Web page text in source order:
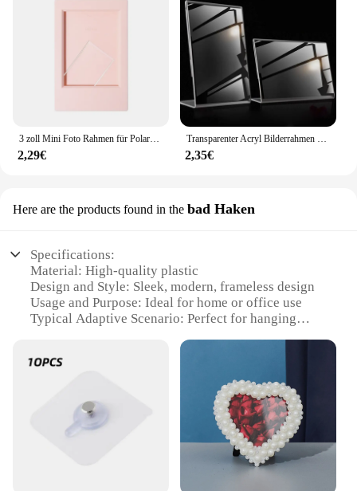
3 zoll Mini Foto Rahmen für Polaroid Bild Rahmen Tabletop Photocard Display
2,29€
Transparenter Acryl Bilderrahmen Displayst änder Schreibtisch Display Kartenst änder Preis schild Clip Zeichen Karten halter steht
2,35€
Here are the products found in the bad Haken
Specifications:
Material: High-quality plastic
Design and Style: Sleek, modern, frameless design
Usage and Purpose: Ideal for home or office use
Typical Adaptive Scenario: Perfect for hanging
Shape or Size or Weight or Quantity: Available in a
variety of sizes to fit different needs
Performance and Property: Easy to install with
adhesive backing, no drilling required
Features:
**Effortless Installation and Versatility**
The bilderrahmen kleben sets are designed to be the